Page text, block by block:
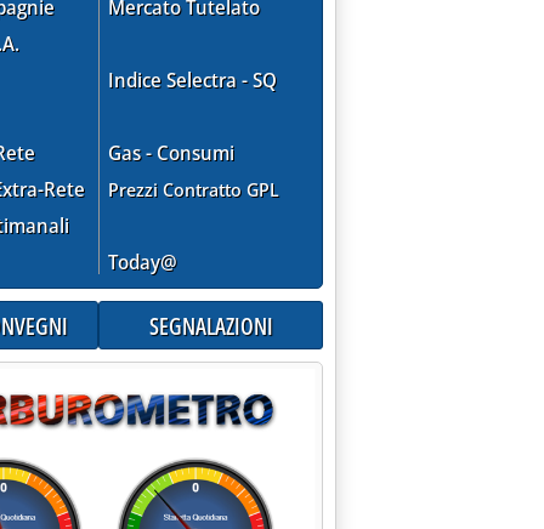
Rete
Mercato Tutelato
Indice Selectra - SQ
Gas - Consumi
Prezzi Contratto GPL
Today@
SEGNALAZIONI